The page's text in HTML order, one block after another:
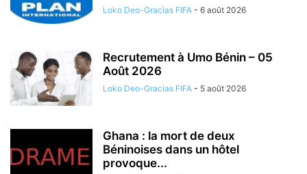
Loko Deo-Gracias FIFA - 6 août 2026
Recrutement à Umo Bénin – 05
Août 2026
Loko Deo-Gracias FIFA - 5 août 2026
Ghana : la mort de deux
Béninoises dans un hôtel
provoque...